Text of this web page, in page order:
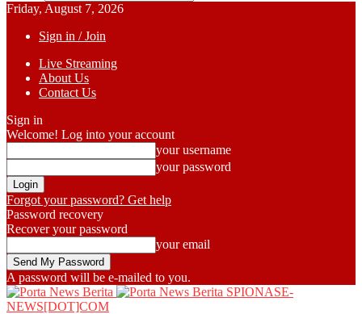
Friday, August 7, 2026
Sign in / Join
Live Streaming
About Us
Contact Us
Sign in
Welcome! Log into your account
your username
your password
Forgot your password? Get help
Password recovery
Recover your password
your email
A password will be e-mailed to you.
SPIONASE-
NEWS[DOT]COM